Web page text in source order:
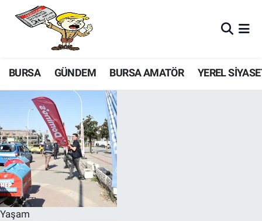
BURSA GÜNDEM BURSA AMATÖR YEREL
Yaşam